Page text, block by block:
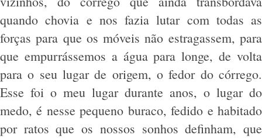
quando chovia e nos fazia lutar com todas as
forças para que os móveis não estragassem, para
que empurrássemos a água para longe, de volta
para o seu lugar de origem, o fedor do córrego.
Esse foi o meu lugar durante anos, o lugar do
medo, é nesse pequeno buraco, fedido e habitado
por ratos que os nossos sonhos definham, que